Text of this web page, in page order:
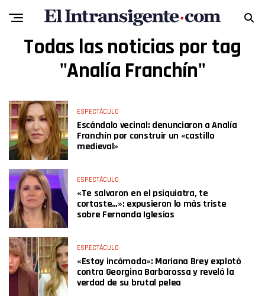
Todas las noticias por tag
"Analía Franchín"
ESPECTÁCULO
Escándalo vecinal: denunciaron a Analía
Franchín por construir un «castillo
medieval»
ESPECTÁCULO
«Te salvaron en el psiquiatra, te
cortaste…»: expusieron lo más triste
sobre Fernanda Iglesias
ESPECTÁCULO
«Estoy incómoda»: Mariana Brey explotó
contra Georgina Barbarossa y reveló la
verdad de su brutal pelea